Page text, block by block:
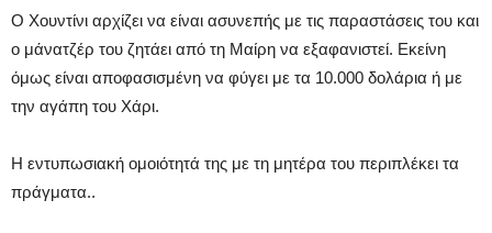
Ο Χουντίνι αρχίζει να είναι ασυνεπής με τις παραστάσεις του και
ο μάνατζέρ του ζητάει από τη Μαίρη να εξαφανιστεί. Εκείνη
όμως είναι αποφασισμένη να φύγει με τα 10.000 δολάρια ή με
την αγάπη του Χάρι.
Η εντυπωσιακή ομοιότητά της με τη μητέρα του περιπλέκει τα
πράγματα..